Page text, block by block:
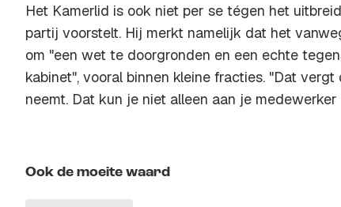
Het Kamerlid is ook niet per se tégen het
partij voorstelt. Hij merkt namelijk dat het
om "een wet te doorgronden en een echte
kabinet", vooral binnen kleine fracties. "Dat
neemt. Dat kun je niet alleen aan je medewerker
Ook de moeite waard